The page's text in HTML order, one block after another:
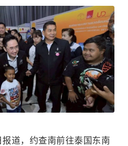
道，约查南前往泰国东南